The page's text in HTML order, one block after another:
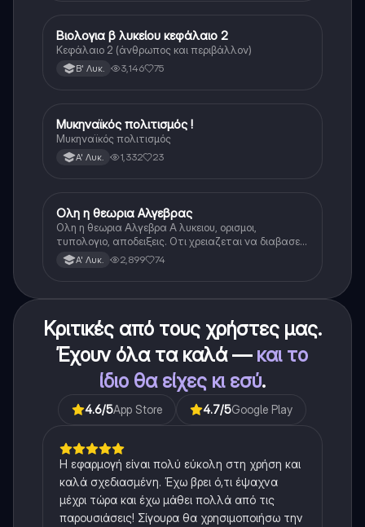
Βιολογία
Βιολογια β λυκείου κεφάλαιο 2
Κεφάλαιο 2 (άνθρωπος και περιβάλλον)
Β' Λυκ. 3,146 75
Ιστορία
Μυκηναϊκός πολιτισμός !
Μυκηναϊκός πολιτισμός
Α' Λυκ. 1,332 23
Μαθηματικά
Ολη η θεωρια Αλγεβρας
Ολη η θεωρια Αλγεβρα Α λυκειου, ορισμοι,
τυπολογιο, αποδειξεις. Οτι χρειαζεται να διαβασεις
για το θεωρητικο κομματι της αλγεβρας.
Α' Λυκ. 2,899 74
Κριτικές από τους χρήστες μας.
Έχουν όλα τα καλά — και το
ίδιο θα είχες κι εσύ.
4.6/5App Store 4.7/5Google Play
Η εφαρμογή είναι πολύ εύκολη στη χρήση και
καλά σχεδιασμένη. Έχω βρει ό,τι έψαχνα
μέχρι τώρα και έχω μάθει πολλά από τις
παρουσιάσεις! Σίγουρα θα χρησιμοποιήσω την